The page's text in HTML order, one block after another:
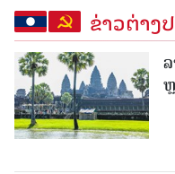
ຂ່າວຕ່າງ